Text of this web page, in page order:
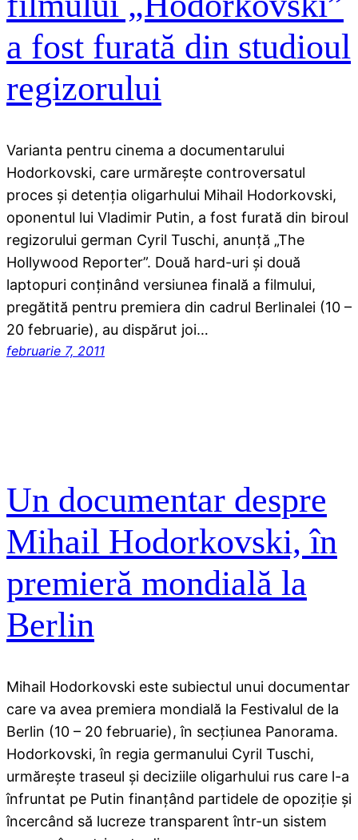
a fost furată din studioul
regizorului
Varianta pentru cinema a documentarului
Hodorkovski, care urmăreşte controversatul
proces şi detenţia oligarhului Mihail Hodorkovski,
oponentul lui Vladimir Putin, a fost furată din biroul
regizorului german Cyril Tuschi, anunţă „The
Hollywood Reporter”. Două hard-uri şi două
laptopuri conţinând versiunea finală a filmului,
pregătită pentru premiera din cadrul Berlinalei (10 –
20 februarie), au dispărut joi…
februarie 7, 2011
Un documentar despre
Mihail Hodorkovski, în
premieră mondială la
Berlin
Mihail Hodorkovski este subiectul unui documentar
care va avea premiera mondială la Festivalul de la
Berlin (10 – 20 februarie), în secţiunea Panorama.
Hodorkovski, în regia germanului Cyril Tuschi,
urmăreşte traseul şi deciziile oligarhului rus care l-a
înfruntat pe Putin finanţând partidele de opoziţie şi
încercând să lucreze transparent într-un sistem